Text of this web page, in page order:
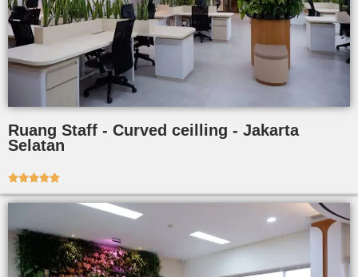
Ruang Staff - Curved ceilling - Jakarta
Selatan
